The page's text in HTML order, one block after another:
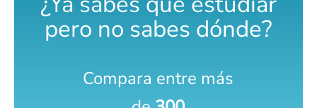
pero no sabes dónde?
Compara entre más